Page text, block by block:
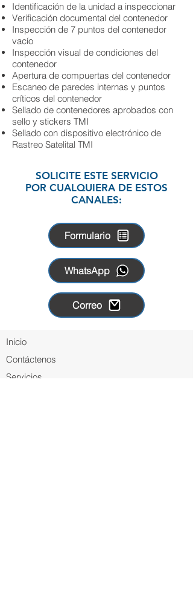
Identificación de la unidad a inspeccionar
Verificación documental del contenedor
Inspección de 7 puntos del contenedor
vacío
Inspección visual de condiciones del
contenedor
Apertura de compuertas del contenedor
Escaneo de paredes internas y puntos
críticos del contenedor
Sellado de contenedores aprobados con
sello y stickers TMI
Sellado con dispositivo electrónico de
Rastreo Satelital TMI
Formulario
WhatsApp
Correo
SOLICITE ESTE SERVICIO
POR CUALQUIERA DE ESTOS
CANALES:
Inicio
Contáctenos
Servicios